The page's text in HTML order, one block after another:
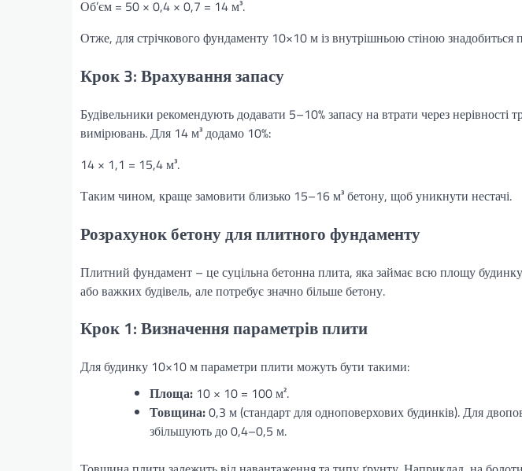
Об’єм = 50 × 0,4 × 0,7 = 14 м³.
Отже, для стрічкового фундаменту 10×10 м із внутрішньою стіною знадобиться
Крок 3: Врахування запасу
Будівельники рекомендують додавати 5–10% запасу на втрати через нерівності
вимірювань. Для 14 м³ додамо 10%:
14 × 1,1 = 15,4 м³.
Таким чином, краще замовити близько 15–16 м³ бетону, щоб уникнути нестачі.
Розрахунок бетону для плитного фундаменту
Плитний фундамент – це суцільна бетонна плита, яка займає всю площу
або важких будівель, але потребує значно більше бетону.
Крок 1: Визначення параметрів плити
Для будинку 10×10 м параметри плити можуть бути такими:
Площа: 10 × 10 = 100 м².
Товщина:0,3 м (стандарт для одноповерхових будинків). Для
збільшують до 0,4–0,5 м.